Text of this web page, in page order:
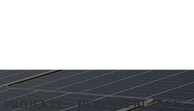
PROJEKTE HERUNTERLADEN